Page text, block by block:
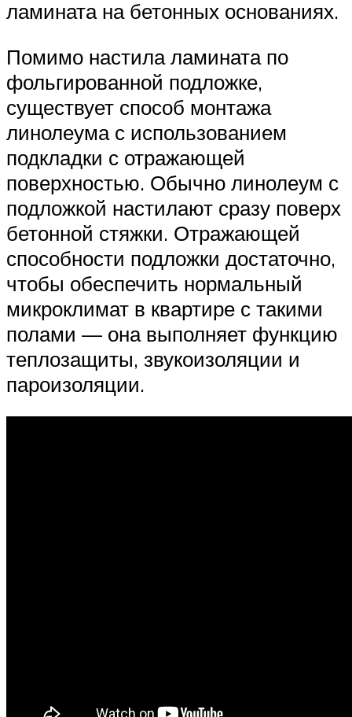
ламината на бетонных основаниях.
Помимо настила ламината по
фольгированной подложке,
существует способ монтажа
линолеума с использованием
подкладки с отражающей
поверхностью. Обычно линолеум с
подложкой настилают сразу поверх
бетонной стяжки. Отражающей
способности подложки достаточно,
чтобы обеспечить нормальный
микроклимат в квартире с такими
полами — она выполняет функцию
теплозащиты, звукоизоляции и
пароизоляции.